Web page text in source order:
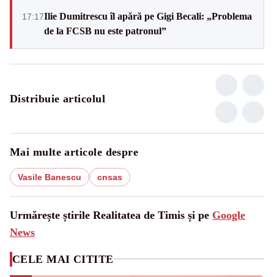
17:17Ilie Dumitrescu îl apără pe Gigi Becali: „Problema
de la FCSB nu este patronul”
Distribuie articolul
Mai multe articole despre
Vasile Banescu cnsas
Urmărește știrile Realitatea de Timis și pe Google
News
CELE MAI CITITE